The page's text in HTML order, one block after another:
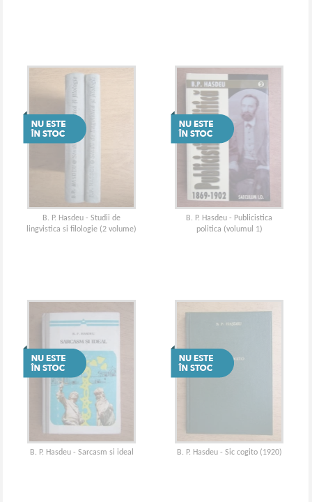
B. P. Hasdeu - Studii de
lingvistica si filologie (2 volume)
B. P. Hasdeu - Publicistica
politica (volumul 1)
B. P. Hasdeu - Sarcasm si ideal B. P. Hasdeu - Sic cogito (1920)